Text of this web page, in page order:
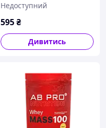
Недоступний
595₴
Дивитись